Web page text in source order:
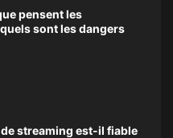
pensent les
sont les dangers
streaming est-il fiable